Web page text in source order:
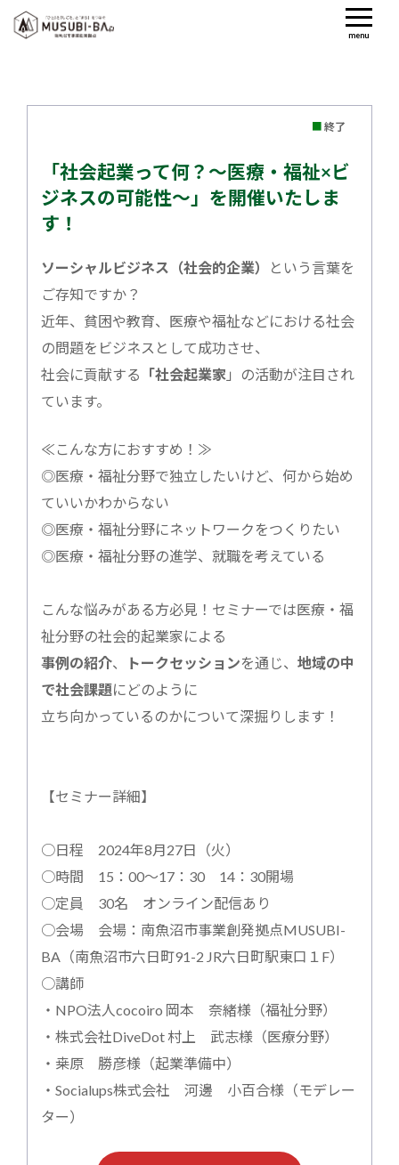
menu
■終了
「社会起業って何？～医療・福祉×ビ
ジネスの可能性～」を開催いたしま
す！
ソーシャルビジネス（社会的企業）
という言葉を
ご存知ですか？
近年、貧困や教育、医療や福祉などにおける社会
の問題をビジネスとして成功させ、
社会に貢献する 「社会起業家 」の活動が注目され
ています。
≪こんな方におすすめ！≫
◎医療・福祉分野で独立したいけど、何から始め
ていいかわからない
◎医療・福祉分野にネットワークをつくりたい
◎医療・福祉分野の進学、就職を考えている
こんな悩みがある方必見！セミナーでは医療・福
祉分野の社会的起業家による
事例の紹介、 トークセッションを通じ、 地域の中
で社会課題にどのように
立ち向かっているのかについて深掘りします！
【セミナー詳細】
○日程 2024年8月27日（火）
○時間 15：00～17：30 14：30開場
○定員 30名 オンライン配信あり
○会場 会場：南魚沼市事業創発拠点MUSUBI-
BA（南魚沼市六日町91-2 JR六日町駅東口１F）
○講師
・NPO法人cocoiro 岡本 奈緒様（福祉分野）
・株式会社DiveDot 村上 武志様（医療分野）
・桒原 勝彦様（起業準備中）
・Socialups株式会社 河邊 小百合様（モデレー
ター）